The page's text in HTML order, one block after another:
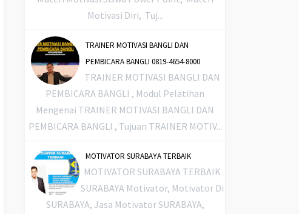
Motivasi Diri, Tuj...
TRAINER MOTIVASI BANGLI DAN
PEMBICARA BANGLI 0819-4654-8000
TRAINER MOTIVASI BANGLI DAN
PEMBICARA BANGLI , Modul Pelatihan
Mengenai TRAINER MOTIVASI BANGLI DAN
PEMBICARA BANGLI , Tujuan TRAINER MOTIV...
MOTIVATOR SURABAYA TERBAIK
MOTIVATOR SURABAYA TERBAIK
SURABAYA Motivator, Motivator Di
SURABAYA, Jasa Motivator SURABAYA,